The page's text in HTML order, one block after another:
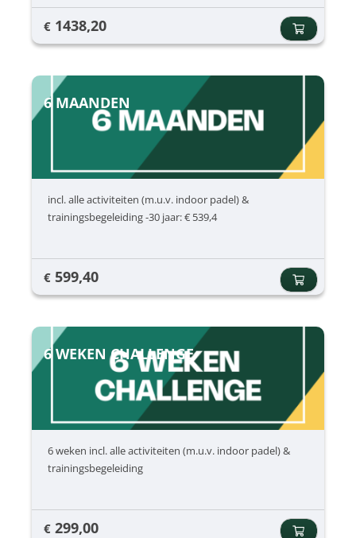
€ 1438,20
6 MAANDEN
incl. alle activiteiten (m.u.v. indoor padel) &
trainingsbegeleiding -30 jaar: € 539,4
€ 599,40
6 WEKEN CHALLENGE
6 weken incl. alle activiteiten (m.u.v. indoor padel) &
trainingsbegeleiding
€ 299,00